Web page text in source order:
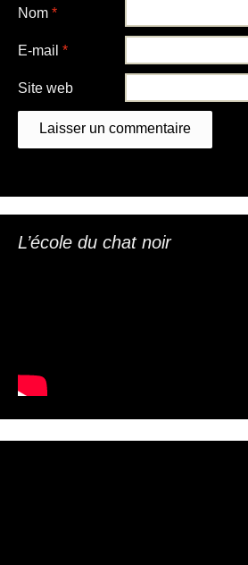
Nom *
E-mail *
Site web
L’école du chat noir